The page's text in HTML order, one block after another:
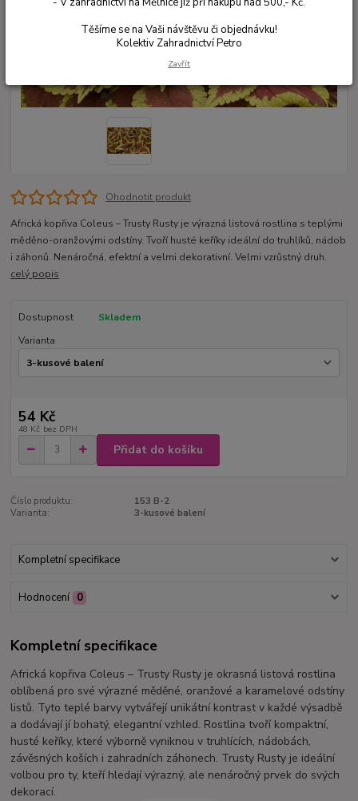
Ohodnotit produkt
Africká kopřiva Coleus – Trusty Rusty je výrazná listová rostlina s teplými
měděno-oranžovými odstíny. Tvoří husté keříky ideální do truhlíků, nádob
i záhonů. Nenáročná, efektní a velmi dekorativní. Velmi vzrůstný druh.
celý popis
Dostupnost
Skladem
Varianta
54 Kč
48 Kč bez DPH
Přidat do košíku
Číslo produktu:
153 B-2
Varianta:
3-kusové balení
Kompletní specifikace
Hodnocení 0
Kompletní specifikace
Africká kopřiva Coleus – Trusty Rusty je okrasná listová rostlina
oblíbená pro své výrazné měděné, oranžové a karamelové odstíny
listů. Tyto teplé barvy vytvářejí unikátní kontrast v každé výsadbě
a dodávají jí bohatý, elegantní vzhled. Rostlina tvoří kompaktní,
husté keříky, které výborně vyniknou v truhlících, nádobách,
závěsných koších i zahradních záhonech. Trusty Rusty je ideální
volbou pro ty, kteří hledají výrazný, ale nenáročný prvek do svých
dekorací.
Těšíme se na Vaši návštěvu či objednávku!
Kolektiv Zahradnictví Petro
Zavřít